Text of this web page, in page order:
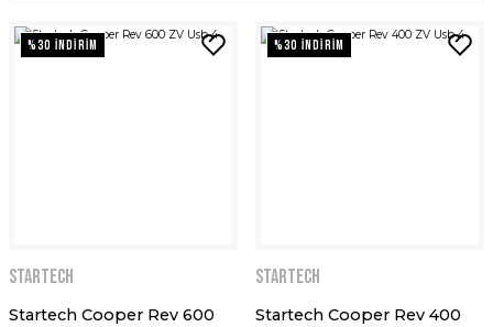
%30 İNDİRİM
STARTECH
Startech Cooper Rev 600
%30 İNDİRİM
STARTECH
Startech Cooper Rev 400